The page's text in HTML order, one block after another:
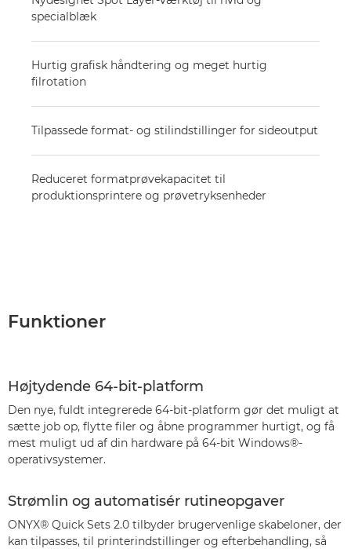
specialblæk
Hurtig grafisk håndtering og meget hurtig
filrotation
Tilpassede format- og stilindstillinger for sideoutput
Reduceret formatprøvekapacitet til
produktionsprintere og prøvetryksenheder
Funktioner
Højtydende 64-bit-platform
Den nye, fuldt integrerede 64-bit-platform gør det muligt at
sætte job op, flytte filer og åbne programmer hurtigt, og få
mest muligt ud af din hardware på 64-bit Windows®-
operativsystemer.
Strømlin og automatisér rutineopgaver
ONYX® Quick Sets 2.0 tilbyder brugervenlige skabeloner, der
kan tilpasses, til printerindstillinger og efterbehandling, så